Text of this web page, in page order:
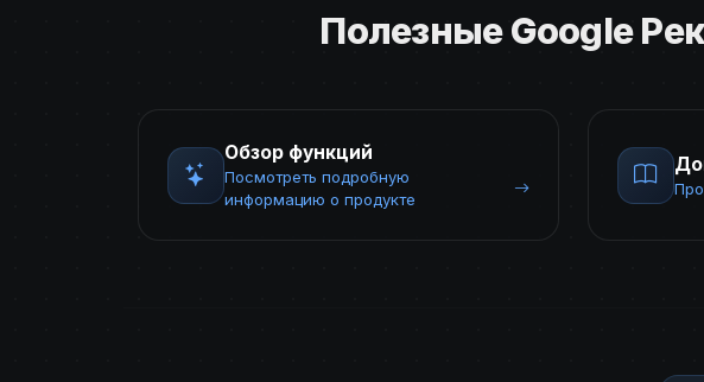
Полезные Google
Обзор функций
Посмотреть подробную
информацию о продукте